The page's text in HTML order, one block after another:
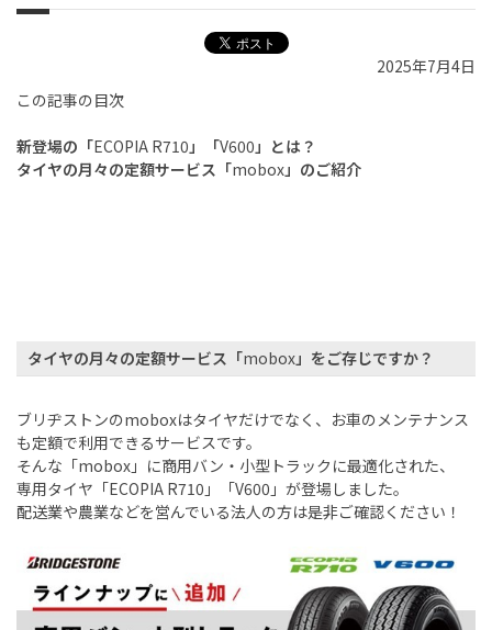
2025年7月4日
この記事の目次
新登場の「ECOPIA R710」「V600」とは？
タイヤの月々の定額サービス「mobox」のご紹介
タイヤの月々の定額サービス「mobox」をご存じですか？
ブリヂストンのmoboxはタイヤだけでなく、お車のメンテナンス
も定額で利用できるサービスです。
そんな「mobox 」に商用バン・小型トラックに最適化された、
専用タイヤ「ECOPIA R710 」「V600 」が登場しました。
配送業や農業などを営んでいる法人の方は是非ご確認ください！